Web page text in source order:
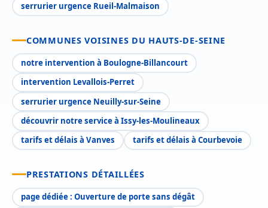
serrurier urgence Rueil-Malmaison
COMMUNES VOISINES DU HAUTS-DE-SEINE
notre intervention à Boulogne-Billancourt
intervention Levallois-Perret
serrurier urgence Neuilly-sur-Seine
découvrir notre service à Issy-les-Moulineaux
tarifs et délais à Vanves
tarifs et délais à Courbevoie
PRESTATIONS DÉTAILLÉES
page dédiée : Ouverture de porte sans dégât